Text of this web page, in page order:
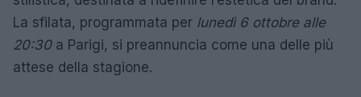
La sfilata, programmata per lunedì 6 ottobre alle
20:30a Parigi, si preannuncia come una delle più
attese della stagione.